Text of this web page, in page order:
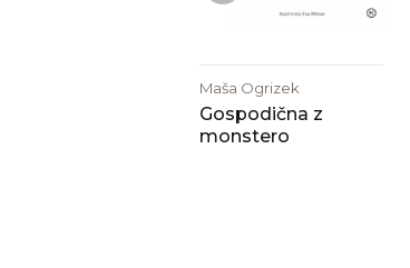
Maša Ogrizek
Gospodična z
monstero